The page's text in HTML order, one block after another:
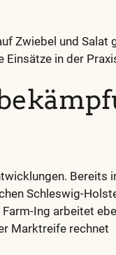
Zwiebel und Salat
Einsätze in der
Bereits
Schleswig-
Ing arbeitet
Marktreife rechnet